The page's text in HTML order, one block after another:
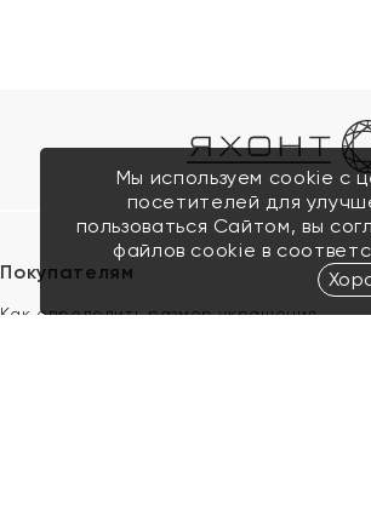
Покупателям
Как определить размер украшения
Мы используем cookie с
посетителей для
пользоваться Сайтом, вы
файлов cookie в